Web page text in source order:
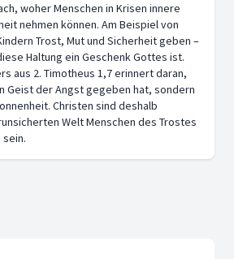
woher Menschen in Krisen innere
nehmen können. Am Beispiel von
Trost, Mut und Sicherheit geben –
Haltung ein Geschenk Gottes ist.
aus 2. Timotheus 1,7 erinnert daran,
Geist der Angst gegeben hat, sondern
Christen sind deshalb
Welt Menschen des Trostes